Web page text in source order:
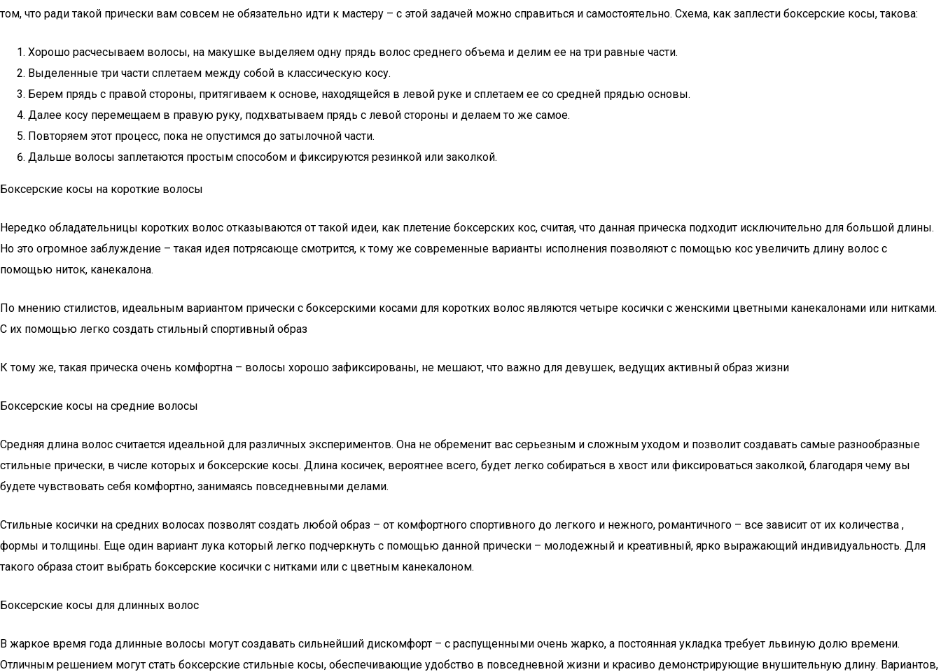
том, что ради такой прически вам совсем не обязательно идти к мастеру – с этой задачей можно справиться и самостоятельно. Схема, как заплести боксерские косы, такова:
Хорошо расчесываем волосы, на макушке выделяем одну прядь волос среднего объема и делим ее на три равные части.
Выделенные три части сплетаем между собой в классическую косу.
Берем прядь с правой стороны, притягиваем к основе, находящейся в левой руке и сплетаем ее со средней прядью основы.
Далее косу перемещаем в правую руку, подхватываем прядь с левой стороны и делаем то же самое.
Повторяем этот процесс, пока не опустимся до затылочной части.
Дальше волосы заплетаются простым способом и фиксируются резинкой или заколкой.
Боксерские косы на короткие волосы
Нередко обладательницы коротких волос отказываются от такой идеи, как плетение боксерских кос, считая, что данная прическа подходит исключительно для большой длины.
Но это огромное заблуждение – такая идея потрясающе смотрится, к тому же современные варианты исполнения позволяют с помощью кос увеличить длину волос с
помощью ниток, канекалона.
По мнению стилистов, идеальным вариантом прически с боксерскими косами для коротких волос являются четыре косички с женскими цветными канекалонами или нитками.
С их помощью легко создать стильный спортивный образ
К тому же, такая прическа очень комфортна – волосы хорошо зафиксированы, не мешают, что важно для девушек, ведущих активный образ жизни
Боксерские косы на средние волосы
Средняя длина волос считается идеальной для различных экспериментов. Она не обременит вас серьезным и сложным уходом и позволит создавать самые разнообразные
стильные прически, в числе которых и боксерские косы. Длина косичек, вероятнее всего, будет легко собираться в хвост или фиксироваться заколкой, благодаря чему вы
будете чувствовать себя комфортно, занимаясь повседневными делами.
Стильные косички на средних волосах позволят создать любой образ – от комфортного спортивного до легкого и нежного, романтичного – все зависит от их количества ,
формы и толщины. Еще один вариант лука который легко подчеркнуть с помощью данной прически – молодежный и креативный, ярко выражающий индивидуальность. Для
такого образа стоит выбрать боксерские косички с нитками или с цветным канекалоном.
Боксерские косы для длинных волос
В жаркое время года длинные волосы могут создавать сильнейший дискомфорт – с распущенными очень жарко, а постоянная укладка требует львиную долю времени.
Отличным решением могут стать боксерские стильные косы, обеспечивающие удобство в повседневной жизни и красиво демонстрирующие внушительную длину. Вариантов,